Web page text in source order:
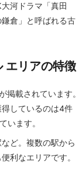
河ドラマ「真田
倉」と呼ばれる古
エリアの特徴
載されています。
しているのは4件
います。
ど。複数の駅から
利なエリアです。